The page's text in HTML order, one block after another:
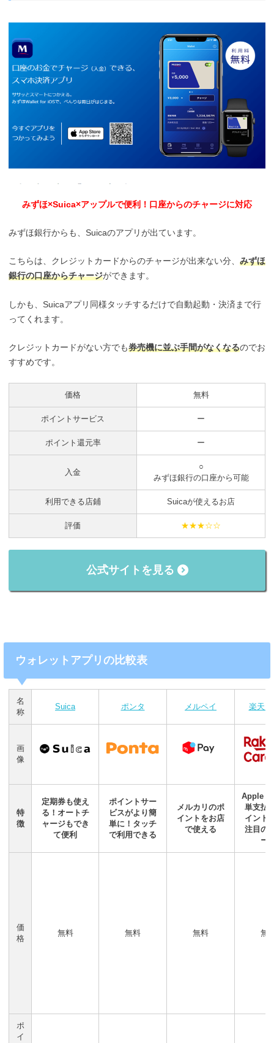
みずほ×Suica×アップルで便利！口座からのチャージに対応
みずほ銀行からも、Suicaのアプリが出ています。
こちらは、クレジットカードからのチャージが出来ない分、 みずほ
銀行の口座からチャージができます。
しかも、Suicaアプリ同様タッチするだけで自動起動・決済まで行
ってくれます。
クレジットカードがない方でも券売機に並ぶ手間がなくなるのでお
すすめです。
価格 無料
ポイントサービス ー
ポイント還元率 ー
入金
○
みずほ銀行の口座から可能
利用できる店鋪 Suicaが使えるお店
評価 ★★★☆☆
公式サイトを見る
ウォレットアプリの比較表
名
称
Suica ポンタ メルペイ 楽天
画
像
特
徴
定期券も使え
る！オートチ
ャージもでき
て便利
ポイントサー
ビスがより簡
単に！タッチ
で利用できる
メルカリのポ
イントをお店
で使える
Apple
単支払
イント
注目の
ー
価
格
無料 無料 無料 無
ポ
イ